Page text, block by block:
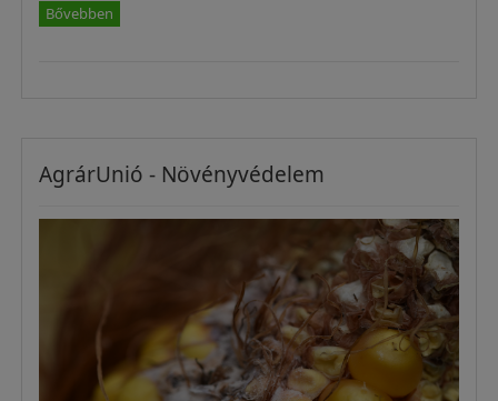
Bővebben
AgrárUnió - Növényvédelem